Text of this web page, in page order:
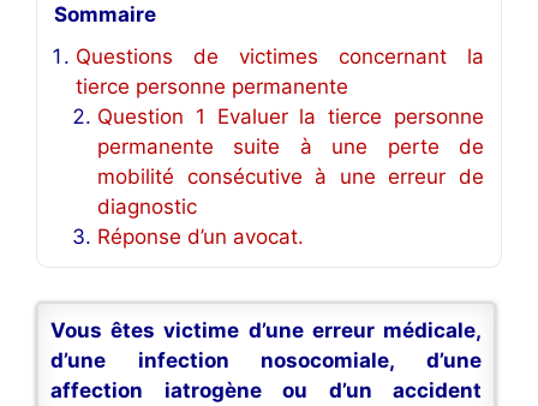
Sommaire
Questions de victimes concernant la
tierce personne permanente
Question 1 Evaluer la tierce personne
permanente suite à une perte de
mobilité consécutive à une erreur de
diagnostic
Réponse d’un avocat.
Vous êtes victime d’une erreur médicale,
d’une infection nosocomiale, d’une
affection iatrogène ou d’un accident